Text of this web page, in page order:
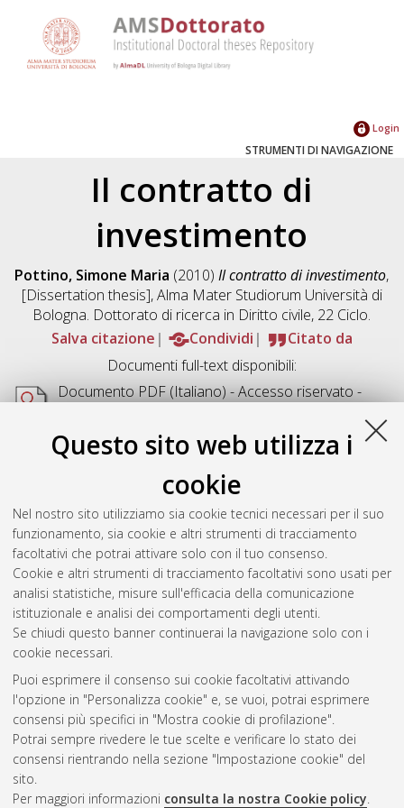
Questo sito web utilizza i
cookie
Nel nostro sito utilizziamo sia cookie tecnici necessari per il suo
funzionamento, sia cookie e altri strumenti di tracciamento
facoltativi che potrai attivare solo con il tuo consenso.
Cookie e altri strumenti di tracciamento facoltativi sono usati per
analisi statistiche, misure sull'efficacia della comunicazione
istituzionale e analisi dei comportamenti degli utenti.
Se chiudi questo banner continuerai la navigazione solo con i
cookie necessari.
Puoi esprimere il consenso sui cookie facoltativi attivando
l'opzione in "Personalizza cookie" e, se vuoi, potrai esprimere
consensi più specifici in "Mostra cookie di profilazione".
Potrai sempre rivedere le tue scelte e verificare lo stato dei
consensi rientrando nella sezione "Impostazione cookie" del
sito.
Per maggiori informazioni consulta la nostra Cookie policy.
Login
STRUMENTI DI NAVIGAZIONE
Il contratto di
investimento
Pottino, Simone Maria (2010)Il contratto di investimento,
[Dissertation thesis], Alma Mater Studiorum Università di
Bologna. Dottorato di ricerca in Diritto civile, 22 Ciclo.
Salva citazione
Condividi
Citato da
Documenti full-text disponibili:
Documento PDF(Italiano) - Accesso riservato -
Acrobat Reader
Download (329kB)
Abstract
Altri metadati
Gestione del documento:
Atom
Rss 1.0
Rss 2.0
ISSN: 2038-7946